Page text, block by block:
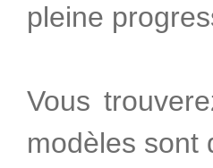
pleine
Vous
modèles sont